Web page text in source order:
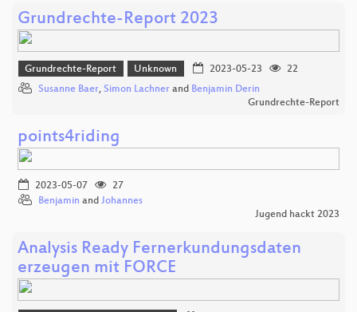
Grundrechte-Report 2023
Grundrechte-Report Unknown 2023-05-23
22
Susanne Baer, Simon Lachner and Benjamin Derin
Grundrechte-Report
points4riding
2023-05-07
27
Benjamin and Johannes
Jugend hackt 2023
Analysis Ready Fernerkundungsdaten
erzeugen mit FORCE